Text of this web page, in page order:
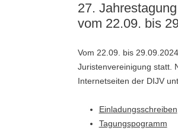
27.
vom 22.09. bis
Vom 22.09. bis
Juristenvereinigung statt.
Internetseiten der DIJV
Einladungsschreiben
Tagungspogramm